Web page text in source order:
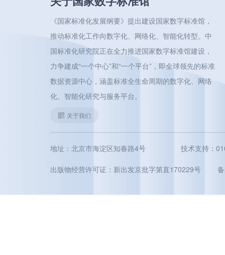
《国家标准化发展纲要》提出建设国家数字标准馆，
推动标准化工作向数字化、网络化、智能化转型。中
国标准化研究院正在全力推进国家数字标准馆建设，
力争建成“一个中心”和“一个平台”，即全球领先的标准
数据资源中心，涵盖标准全生命周期的数字化、网络
化、智能化研究与服务平台。
关于我们
地址：北京市海淀区知春路4号 技术支持：
出版物经营许可证：新出发京批字第直170229号